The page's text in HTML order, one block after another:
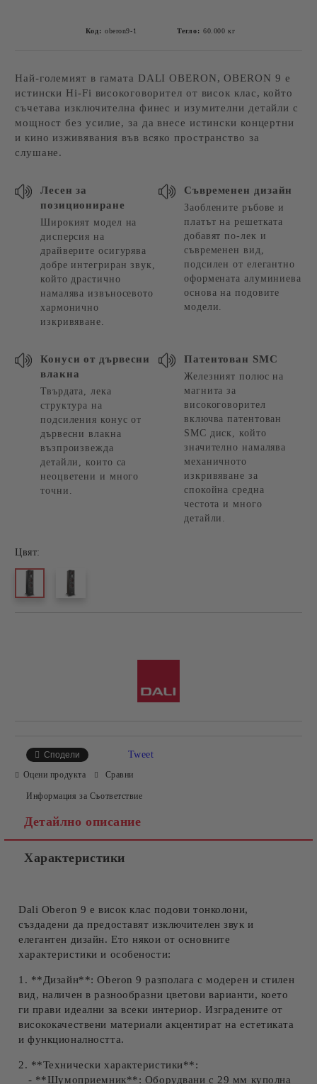
Код: oberon9-1 Тегло: 60.000 кг
Най-големият в гамата DALI OBERON, OBERON 9 е
истински Hi-Fi високоговорител от висок клас, който
съчетава изключителна финес и изумителни детайли с
мощност без усилие, за да внесе истински концертни
и кино изживявания във всяко пространство за
слушане.
Лесен за
позициониране
Широкият модел на
дисперсия на
драйверите осигурява
добре интегриран звук,
който драстично
намалява извъносевото
хармонично
изкривяване.
Съвременен дизайн
Заоблените ръбове и
платът на решетката
добавят по-лек и
съвременен вид,
подсилен от елегантно
оформената алуминиева
основа на подовите
модели.
Конуси от дървесни
влакна
Твърдата, лека
структура на
подсиления конус от
дървесни влакна
възпроизвежда
детайли, които са
неоцветени и много
точни.
Патентован SMC
Железният полюс на
магнита за
високоговорител
включва патентован
SMC диск, който
значително намалява
механичното
изкривяване за
спокойна средна
честота и много
детайли.
Цвят:
Сподели Tweet
Оцени продукта Сравни
Информация за Съответствие
Детайлно описание
Характеристики
Dali Oberon 9 е висок клас подови тонколони,
създадени да предоставят изключителен звук и
елегантен дизайн. Ето някои от основните
характеристики и особености:
1. **Дизайн**: Oberon 9 разполага с модерен и стилен
вид, наличен в разнообразни цветови варианти, което
ги прави идеални за всеки интериор. Изградените от
висококачествени материали акцентират на естетиката
и функционалността.
2. **Технически характеристики**:
- **Шумоприемник**: Оборудвани с 29 мм куполна